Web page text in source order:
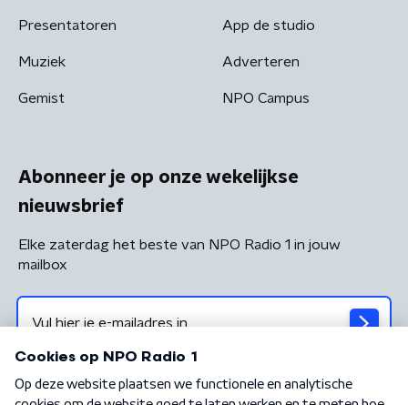
Presentatoren
Muziek
Gemist
App de studio
Adverteren
NPO Campus
Abonneer je op onze wekelijkse
nieuwsbrief
Elke zaterdag het beste van NPO Radio 1 in jouw
mailbox